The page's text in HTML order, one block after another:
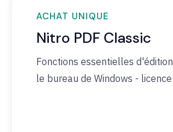
ACHAT UNIQUE
Nitro PDF Classic
Fonctions essentielles d'édition
le bureau de Windows - licence